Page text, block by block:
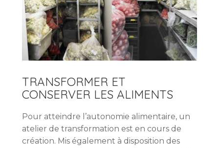
TRANSFORMER ET
CONSERVER LES ALIMENTS
Pour atteindre l’autonomie alimentaire, un
atelier de transformation est en cours de
création. Mis également à disposition des